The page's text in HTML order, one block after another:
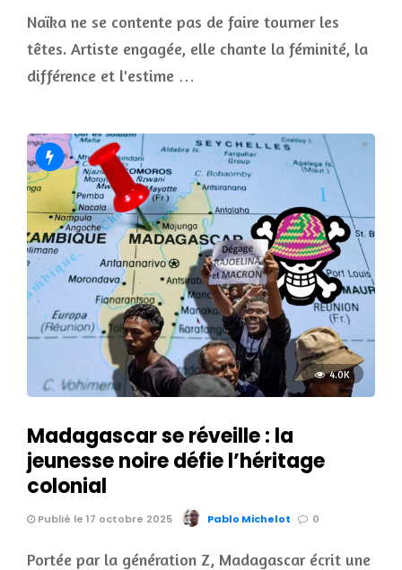
Naïka ne se contente pas de faire tourner les
têtes. Artiste engagée, elle chante la féminité, la
différence et l'estime …
4.0K
Madagascar se réveille : la
jeunesse noire défie l’héritage
colonial
Publié le 17 octobre 2025 Pablo Michelot 0
Portée par la génération Z, Madagascar écrit une